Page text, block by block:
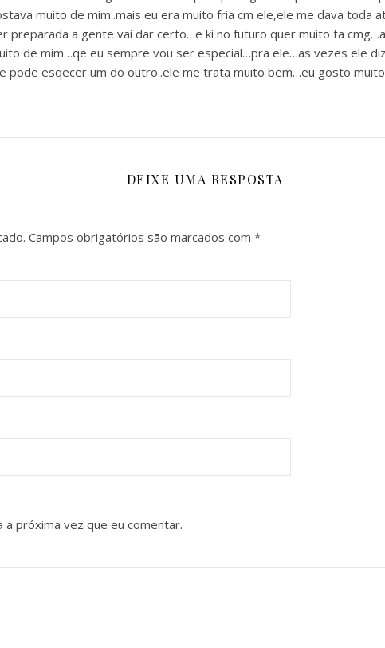
muito de mim..mais eu era muito fria cm ele,ele me dava toda
preparada a gente vai dar certo…e ki no futuro quer muito ta
de mim…qe eu sempre vou ser especial…pra ele…as vezes ele
pode esqecer um do outro..ele me trata muito bem…eu gosto muito
DEIXE UMA RESPOSTA
Campos obrigatórios são marcados com *
próxima vez que eu comentar.